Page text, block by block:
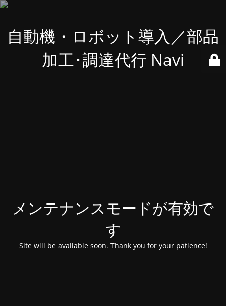
自動機・ロボット導入／部品
加工･調達代行 Navi
メンテナンスモードが有効で
す
Site will be available soon. Thank you for your patience!